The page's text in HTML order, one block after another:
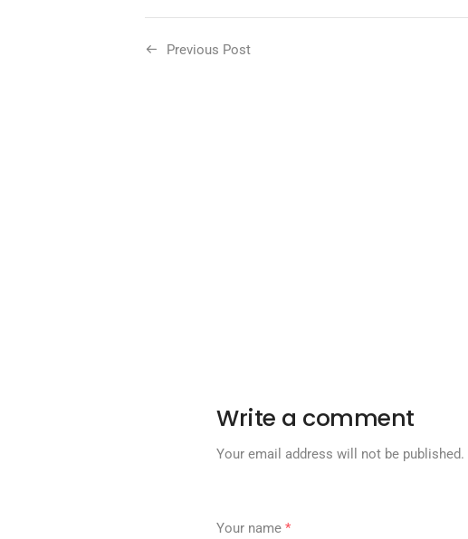
Previous Post
Write a comment
Your email address will not be published.
Your name*